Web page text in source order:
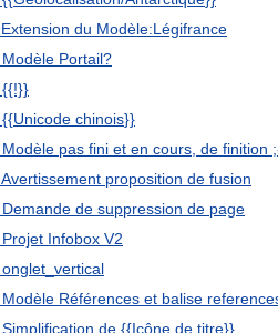
Extension du Modèle:Légifrance
Modèle Portail?
{{!}}
{{Unicode chinois}}
Modèle pas fini et en cours de finition
Avertissement proposition de fusion
Demande de suppression de page
Projet Infobox V2
onglet vertical
Modèle Références et balise
Simplification de {{Icône de titre}}